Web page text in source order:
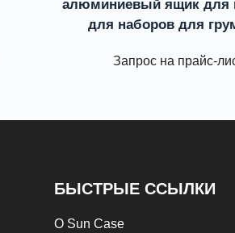
алюминиевый ящик для
для наборов для
Запрос на прайс-
БЫСТРЫЕ ССЫЛКИ
О Sun Case